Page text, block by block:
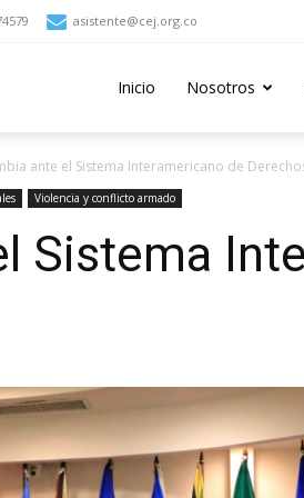
asistente@cej.org.co
Inicio Nosotros
ante el Sistema Interamericano de
Violencia y conflicto armado
Sistema